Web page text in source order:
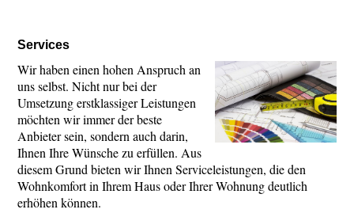
Services
Wir haben einen hohen Anspruch an
uns selbst. Nicht nur bei der
Umsetzung erstklassiger Leistungen
möchten wir immer der beste
Anbieter sein, sondern auch darin,
Ihnen Ihre Wünsche zu erfüllen. Aus
diesem Grund bieten wir Ihnen Serviceleistungen, die den
Wohnkomfort in Ihrem Haus oder Ihrer Wohnung deutlich
erhöhen können.